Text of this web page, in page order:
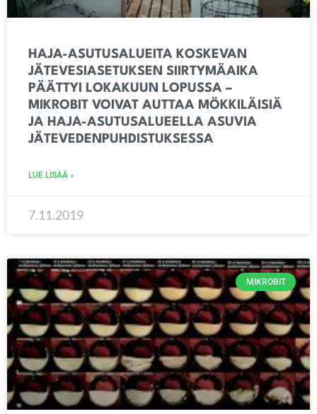
HAJA-ASUTUSALUEITA KOSKEVAN
JÄTEVESIASETUKSEN SIIRTYMÄAIKA
PÄÄTTYI LOKAKUUN LOPUSSA –
MIKROBIT VOIVAT AUTTAA MÖKKILÄISIÄ
JA HAJA-ASUTUSALUEELLA ASUVIA
JÄTEVEDENPUHDISTUKSESSA
LUE LISÄÄ »
7.11.2019
MIKROBIT